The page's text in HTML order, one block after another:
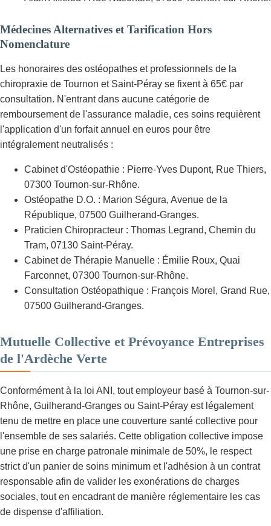
Médecines Alternatives et Tarification Hors
Nomenclature
Les honoraires des ostéopathes et professionnels de la
chiropraxie de Tournon et Saint-Péray se fixent à 65€ par
consultation. N'entrant dans aucune catégorie de
remboursement de l'assurance maladie, ces soins requièrent
l'application d'un forfait annuel en euros pour être
intégralement neutralisés :
Cabinet d'Ostéopathie : Pierre-Yves Dupont, Rue Thiers,
07300 Tournon-sur-Rhône.
Ostéopathe D.O. : Marion Ségura, Avenue de la
République, 07500 Guilherand-Granges.
Praticien Chiropracteur : Thomas Legrand, Chemin du
Tram, 07130 Saint-Péray.
Cabinet de Thérapie Manuelle : Émilie Roux, Quai
Farconnet, 07300 Tournon-sur-Rhône.
Consultation Ostéopathique : François Morel, Grand Rue,
07500 Guilherand-Granges.
Mutuelle Collective et Prévoyance Entreprises
de l'Ardèche Verte
Conformément à la loi ANI, tout employeur basé à Tournon-sur-
Rhône, Guilherand-Granges ou Saint-Péray est légalement
tenu de mettre en place une couverture santé collective pour
l'ensemble de ses salariés. Cette obligation collective impose
une prise en charge patronale minimale de 50%, le respect
strict d'un panier de soins minimum et l'adhésion à un contrat
responsable afin de valider les exonérations de charges
sociales, tout en encadrant de manière réglementaire les cas
de dispense d'affiliation.